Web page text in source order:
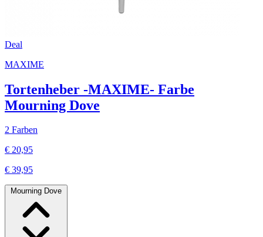
Deal
MAXIME
Tortenheber -MAXIME- Farbe
Mourning Dove
2 Farben
€ 20,95
€ 39,95
Mourning Dove